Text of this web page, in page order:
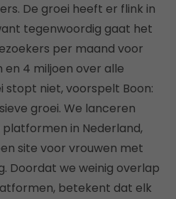
De groei heeft er flink in
tegenwoordig gaat het
per maand voor
en 4 miljoen over alle
stopt niet, voorspelt Boon:
groei. We lanceren
in Nederland,
site voor vrouwen met
Doordat we weinig overlap
betekent dat elk